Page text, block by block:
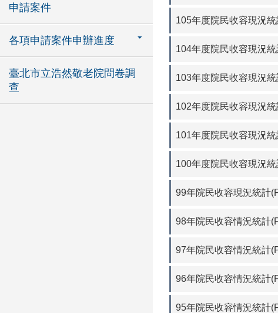
申請案件
各項申請案件申辦進度
臺北市立浩然敬老院問卷調
查
105年度院民收容現況
104年度院民收容現況
103年度院民收容現況
102年度院民收容現況
101年度院民收容現況
100年度院民收容現況
99年院民收容現況統計
98年院民收容情況統計
97年院民收容情況統計
96年院民收容情況統計
95年院民收容情況統計